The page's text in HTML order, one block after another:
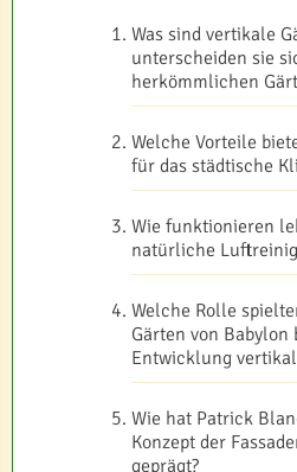
Was sind vertikale
unterscheiden sie
herkömmlichen
Welche Vorteile
für das städtische
Wie funktionieren
natürliche
Welche Rolle
Gärten von Babylon
Entwicklung
Wie hat Patrick
Konzept der
geprägt?